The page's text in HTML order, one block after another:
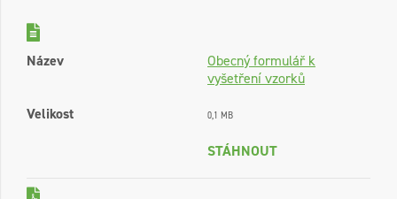
Název
Obecný formulář k
vyšetření vzorků
Velikost
0,1 MB
STÁHNOUT